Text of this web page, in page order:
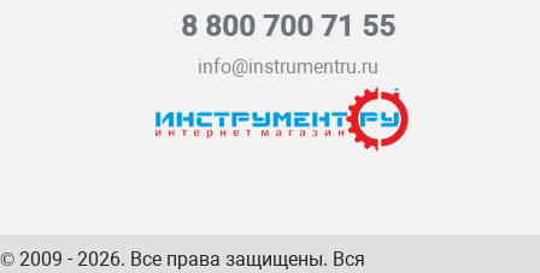
8 800 700 71 55
info@instrumentru.ru
© 2009 - 2026. Все права защищены. Вся